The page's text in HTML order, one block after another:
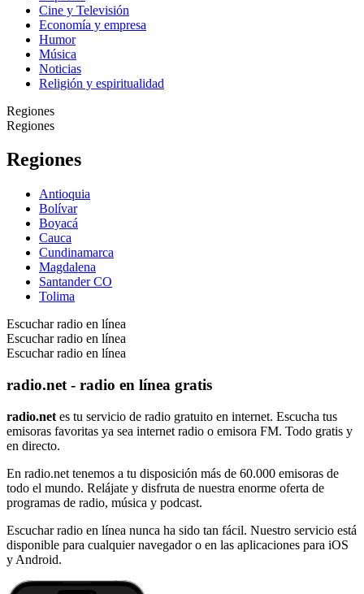
Cine y Televisión
Economía y empresa
Humor
Música
Noticias
Religión y espiritualidad
Regiones
Regiones
Regiones
Antioquia
Bolívar
Boyacá
Cauca
Cundinamarca
Magdalena
Santander CO
Tolima
Escuchar radio en línea
Escuchar radio en línea
Escuchar radio en línea
radio.net - radio en línea gratis
radio.net es tu servicio de radio gratuito en internet. Escucha tus
emisoras favoritas ya sea internet radio o emisora FM. Todo gratis y
en directo.
En radio.net tenemos a tu disposición más de 60.000 emisoras de
todo el mundo. Relájate y disfruta de nuestra enorme oferta de
programas de radio, música y podcast.
Escuchar radio en línea nunca ha sido tan fácil. Nuestro servicio está
disponible para cualquier navegador o en las aplicaciones para iOS
y Android.